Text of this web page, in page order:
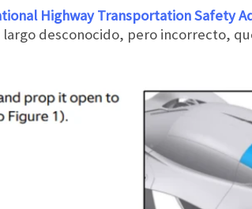
Highway Transportation Safety
desconocido, pero incorrecto,